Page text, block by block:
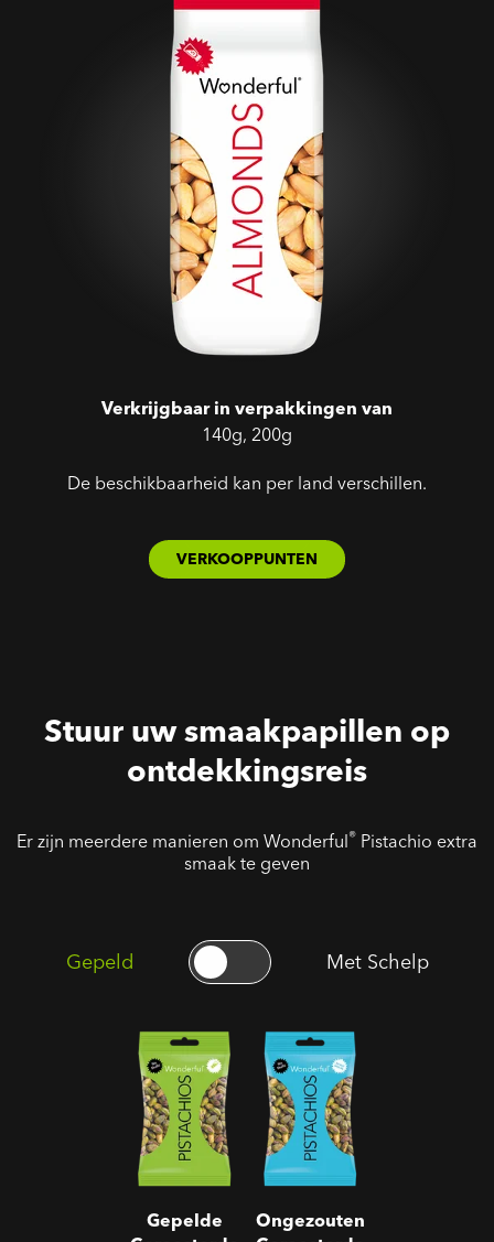
Verkrijgbaar in verpakkingen van
140g, 200g
De beschikbaarheid kan per land verschillen.
VERKOOPPUNTEN
Stuur uw smaakpapillen op
ontdekkingsreis
Er zijn meerdere manieren om Wonderful® Pistachio extra
smaak te geven
Gepeld Met Schelp
Gepelde
Geroosterde
Gezouten
Pistaches
Gepelde
Ongezouten
Geroosterde
Gepelde
Pistaches
Ongezouten